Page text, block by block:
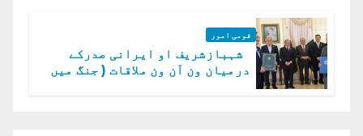
قومی امور
شہبازشریف او ایرانی صدرکے
درمیان ون آن ون ملاقات ( جنگ میں